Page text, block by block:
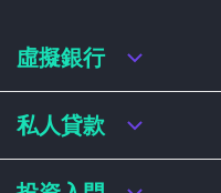
虛擬銀行
虛擬銀行迎新優惠
虛擬銀行存款利率比較
虛擬銀行銀扣賬卡 / 信用卡
私人貸款
私人貸款年利率比較